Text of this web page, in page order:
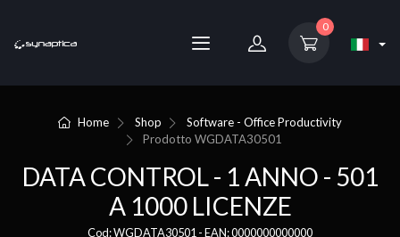
0
Home Shop
Software - Office Productivity
ProdottoWGDATA30501
DATA CONTROL - 1 ANNO - 501
A 1000 LICENZE
Cod: WGDATA30501 - EAN: 0000000000000